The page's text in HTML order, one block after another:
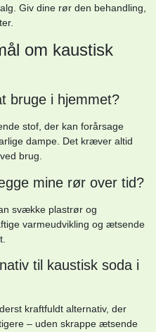
Giv dine rør den behandling,
om kaustisk
bruge i hjemmet?
stof, der kan forårsage
dampe. Det kræver altid
brug.
mine rør over tid?
svække plastrør og
varmeudvikling og ætsende
til kaustisk soda i
kraftfuldt alternativ, der
– uden skrappe ætsende